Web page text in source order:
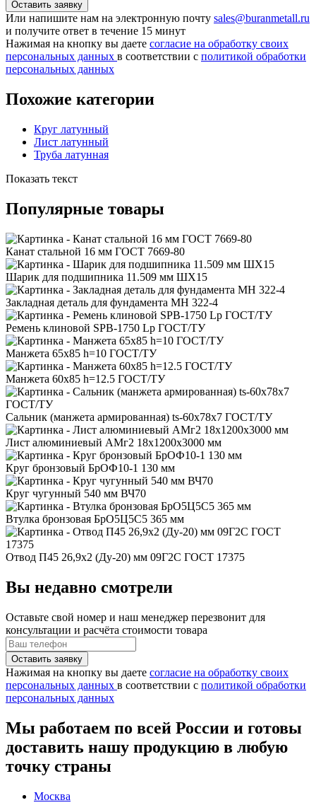
Или напишите нам на электронную почту sales@buranmetall.ru
и получите ответ в течение 15 минут
Нажимая на кнопку вы даете согласие на обработку своих
персональных данных в соответствии с политикой обработки
персональных данных
Похожие категории
Круг латунный
Лист латунный
Труба латунная
Показать текст
Популярные товары
Канат стальной 16 мм ГОСТ 7669-80
Шарик для подшипника 11.509 мм ШХ15
Закладная деталь для фундамента МН 322-4
Ремень клиновой SPB-1750 Lp ГОСТ/ТУ
Манжета 65x85 h=10 ГОСТ/ТУ
Манжета 60x85 h=12.5 ГОСТ/ТУ
Сальник (манжета армированная) ts-60x78x7 ГОСТ/ТУ
Лист алюминиевый АМг2 18x1200x3000 мм
Круг бронзовый БрОФ10-1 130 мм
Круг чугунный 540 мм ВЧ70
Втулка бронзовая БрО5Ц5С5 365 мм
Отвод П45 26,9x2 (Ду-20) мм 09Г2С ГОСТ 17375
Вы недавно смотрели
Оставьте свой номер и наш менеджер перезвонит для
консультации и расчёта стоимости товара
Нажимая на кнопку вы даете согласие на обработку своих
персональных данных в соответствии с политикой обработки
персональных данных
Мы работаем по всей России и готовы
доставить нашу продукцию в любую
точку страны
Москва